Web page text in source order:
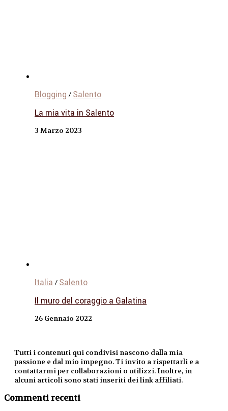
Blogging / Salento
La mia vita in Salento
3 Marzo 2023
Italia / Salento
Il muro del coraggio a Galatina
26 Gennaio 2022
Tutti i contenuti qui condivisi nascono dalla mia
passione e dal mio impegno. Ti invito a rispettarli e a
contattarmi per collaborazioni o utilizzi. Inoltre, in
alcuni articoli sono stati inseriti dei link affiliati.
Commenti recenti